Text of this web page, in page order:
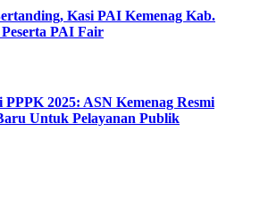
Kasi PAI Kemenag Kab.
PAI Fair
2025: ASN Kemenag Resmi
Untuk Pelayanan Publik